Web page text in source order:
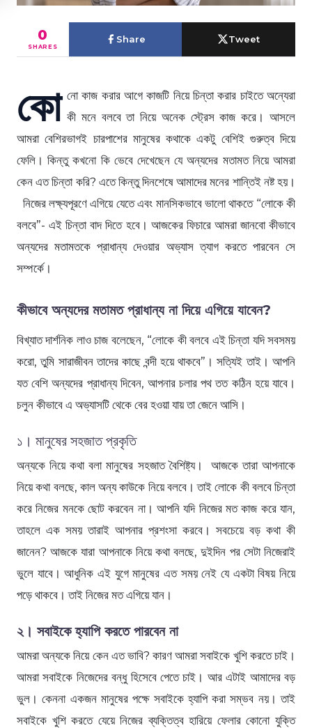
0
SHARES
Share Tweet
কো নো কাজ করার আগে কাজটি নিয়ে চিন্তা করার চাইতে অন্যেরা
কী মনে বলবে তা নিয়ে অনেক স্ট্রেস কাজ করে। আসলে
আমরা বেশিরভাগই চারপাশের মানুষের কথাকে একটু বেশিই গুরুত্ব দিয়ে
ফেলি। কিন্তু কখনো কি ভেবে দেখেছেন যে অন্যদের মতামত নিয়ে আমরা
কেন এত চিন্তা করি? এতে কিন্তু দিনশেষে আমাদের মনের শান্তিই নষ্ট হয়।
নিজের লক্ষ্যপূরণে এগিয়ে যেতে এবং মানসিকভাবে ভালো থাকতে “লোকে কী
বলবে”- এই চিন্তা বাদ দিতে হবে। আজকের ফিচারে আমরা জানবো কীভাবে
অন্যদের মতামতকে প্রাধান্য দেওয়ার অভ্যাস ত্যাগ করতে পারবেন সে
সম্পর্কে।
কীভাবে অন্যদের মতামত প্রাধান্য না দিয়ে এগিয়ে যাবেন?
বিখ্যাত দার্শনিক লাও চাজ বলেছেন, “লোকে কী বলবে এই চিন্তা যদি সবসময়
করো, তুমি সারাজীবন তাদের কাছে বন্দী হয়ে থাকবে”। সত্যিই তাই। আপনি
যত বেশি অন্যদের প্রাধান্য দিবেন, আপনার চলার পথ তত কঠিন হয়ে যাবে।
চলুন কীভাবে এ অভ্যাসটি থেকে বের হওয়া যায় তা জেনে আসি।
১। মানুষের সহজাত প্রকৃতি
অন্যকে নিয়ে কথা বলা মানুষের সহজাত বৈশিষ্ট্য। আজকে তারা আপনাকে
নিয়ে কথা বলছে, কাল অন্য কাউকে নিয়ে বলবে। তাই লোকে কী বলবে চিন্তা
করে নিজের মনকে ছোট করবেন না। আপনি যদি নিজের মত কাজ করে যান,
তাহলে এক সময় তারাই আপনার প্রশংসা করবে। সবচেয়ে বড় কথা কী
জানেন? আজকে যারা আপনাকে নিয়ে কথা বলছে, দুইদিন পর সেটা নিজেরাই
ভুলে যাবে। আধুনিক এই যুগে মানুষের এত সময় নেই যে একটা বিষয় নিয়ে
পড়ে থাকবে। তাই নিজের মত এগিয়ে যান।
২। সবাইকে হ্যাপি করতে পারবেন না
আমরা অন্যকে নিয়ে কেন এত ভাবি? কারণ আমরা সবাইকে খুশি করতে চাই।
আমরা সবাইকে নিজেদের বন্ধু হিসেবে পেতে চাই। আর এটাই আমাদের বড়
ভুল। কেননা একজন মানুষের পক্ষে সবাইকে হ্যাপি করা সম্ভব নয়। তাই
সবাইকে খুশি করতে যেয়ে নিজের ব্যক্তিত্ব হারিয়ে ফেলার কোনো যুক্তি